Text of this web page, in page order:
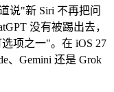
说"新 Siri 不再把问
没有被踢出去，
项之一"。在 iOS 27
、Gemini 还是 Grok